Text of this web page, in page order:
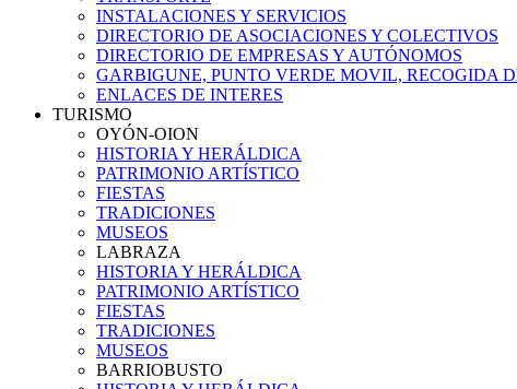
INSTALACIONES Y SERVICIOS
DIRECTORIO DE ASOCIACIONES Y COLECTIVOS
DIRECTORIO DE EMPRESAS Y AUTÓNOMOS
GARBIGUNE, PUNTO VERDE MOVIL, RECOGIDA
ENLACES DE INTERES
TURISMO
OYÓN-OION
HISTORIA Y HERÁLDICA
PATRIMONIO ARTÍSTICO
FIESTAS
TRADICIONES
MUSEOS
LABRAZA
HISTORIA Y HERÁLDICA
PATRIMONIO ARTÍSTICO
FIESTAS
TRADICIONES
MUSEOS
BARRIOBUSTO